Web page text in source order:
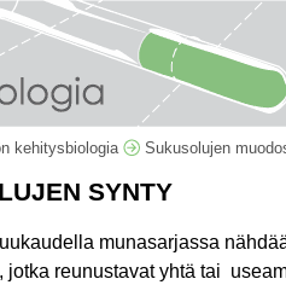
kehitysbiologia Sukusolujen
SYNTY
munasarjassa
jotka reunustavat yhtä tai